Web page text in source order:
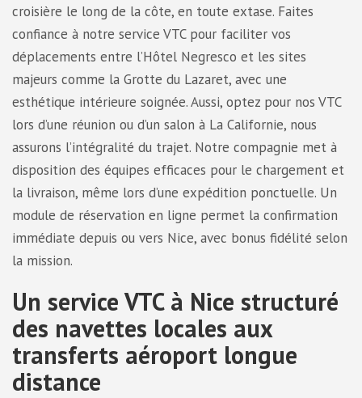
croisière le long de la côte, en toute extase. Faites
confiance à notre service VTC pour faciliter vos
déplacements entre l’Hôtel Negresco et les sites
majeurs comme la Grotte du Lazaret, avec une
esthétique intérieure soignée. Aussi, optez pour nos VTC
lors d’une réunion ou d’un salon à La Californie, nous
assurons l’intégralité du trajet. Notre compagnie met à
disposition des équipes efficaces pour le chargement et
la livraison, même lors d’une expédition ponctuelle. Un
module de réservation en ligne permet la confirmation
immédiate depuis ou vers Nice, avec bonus fidélité selon
la mission.
Un service VTC à Nice structuré
des navettes locales aux
transferts aéroport longue
distance